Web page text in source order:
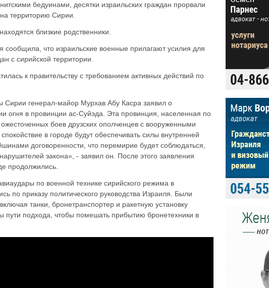
бедуинами, десятки израильских граждан прорвали
территорию Сирии.
близкие родственники.
что израильские военные прилагают усилия для
с сирийской территории.
к правительству с требованием активных действий по
Сирии генерал-майор Мурхав Абу Касра заявил о
огня в провинции ас-Суйэда. Эта провинция, населенная по
боев друзских ополченцев с вооруженными
в городе будут обеспечивать силы внутренней
договоренности, что перемирие будет соблюдаться,
закона», - заявил он. После этого заявления
продолжились.
по военной технике сирийского режима в
по приказу политического руководства Израиля. Были
танки, бронетранспортер и ракетную установку
пути подхода, чтобы помешать прибытию бронетехники в